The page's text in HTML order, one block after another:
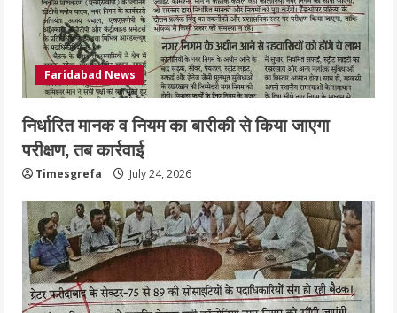
Faridabad News
निर्धारित मानक व नियम का बारीकी से किया जाएगा
परीक्षण, तब कार्रवाई
Timesgrefa July 24, 2026